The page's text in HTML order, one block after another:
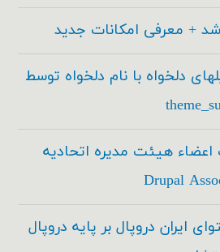
دلخواه با نام دلخواه توسط
اعضاء هیئت مدیره اتحادیه
ایران دروپال بر پایه دروپال